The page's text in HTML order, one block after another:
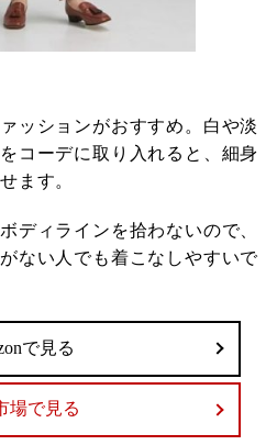
ッションがおすすめ。白や淡
コーデに取り入れると、細身
ます。
ディラインを拾わないので、
ない人でも着こなしやすいで
で見る
場で見る